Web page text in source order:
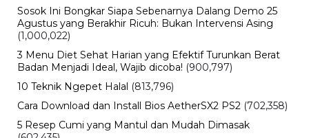
Status Sebenarnya
Minggu, 9 Agu 2026 - 15:15 WIB
Olahraga
Persebaya Juara, Rachmat Irianto
untuk Mendiang Ayah
Minggu, 9 Agu 2026 - 15:08 WIB
Viral